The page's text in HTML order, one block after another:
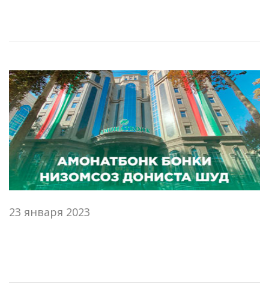
23 января 2023